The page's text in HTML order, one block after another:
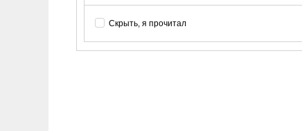
Скрыть, я прочитал